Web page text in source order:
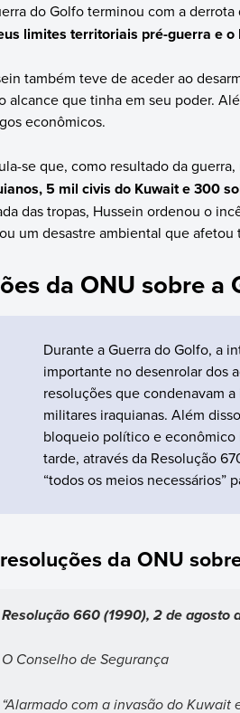
do Golfo terminou com a
limites territoriais pré-guerra e
também teve de aceder ao
alcance que tinha em seu poder.
econômicos.
se que, como resultado da guerra,
5 mil civis do Kuwait e 300
das tropas, Hussein ordenou o
um desastre ambiental que afetou
da ONU sobre a
Durante a Guerra do Golfo, a
importante no desenrolar dos
resoluções que condenavam
militares iraquianas. Além
bloqueio político e econômico
tarde, através da Resolução
“todos os meios necessários”
da ONU
Resolução 660 (1990), 2 de agosto
O Conselho de Segurança
“Alarmado com a invasão do